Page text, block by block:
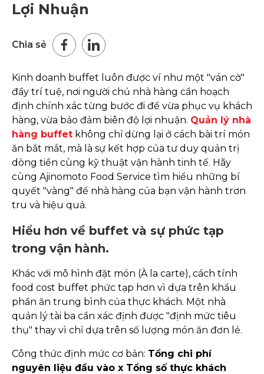
Lợi Nhuận
Chia sẻ
Kinh doanh buffet luôn được ví như một "ván cờ"
đầy trí tuệ, nơi người chủ nhà hàng cần hoạch
định chính xác từng bước đi để vừa phục vụ khách
hàng, vừa bảo đảm biên độ lợi nhuận. Quản lý nhà
hàng buffet không chỉ dừng lại ở cách bài trí món
ăn bắt mắt, mà là sự kết hợp của tư duy quản trị
dòng tiền cùng kỹ thuật vận hành tinh tế. Hãy
cùng Ajinomoto Food Service tìm hiểu những bí
quyết "vàng" để nhà hàng của bạn vận hành trơn
tru và hiệu quả.
Hiểu hơn về buffet và sự phức tạp
trong vận hành.
Khác với mô hình đặt món (À la carte), cách tính
food cost buffet phức tạp hơn vì dựa trên khẩu
phần ăn trung bình của thực khách. Một nhà
quản lý tài ba cần xác định được "định mức tiêu
thụ" thay vì chỉ dựa trên số lượng món ăn đơn lẻ.
Công thức định mức cơ bản: Tổng chi phí
nguyên liệu đầu vào x Tổng số thực khách